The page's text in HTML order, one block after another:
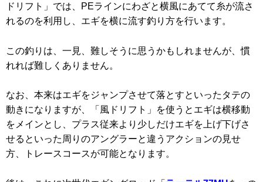
ドリフト」では、PEラインにわざと横風にあてて糸が流さ
れるのを利用し、エギを横に流す釣り方を行います。
この釣りは、一見、難しそうに思うかもしれませんが、慣
れれば難しくありません。
なお、本来はエギをジャンプさせて落とすといったタテの
動きになりますが、「風ドリフト」を使うとエギは横移動
をメインとし、プラス従来より少しだけエギを上げ下げさ
せるといった周りのアングラーと違うアクションの見せ
方、トレースコースが可能となります。